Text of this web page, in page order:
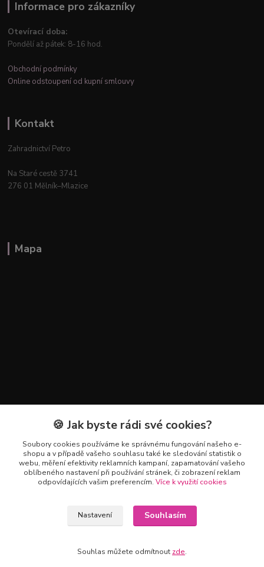
Informace pro zákazníky
Otevírací doba:
Pondělí až pátek: 8-16 hod.
Obchodní podmínky
Online odstoupení od kupní smlouvy
Kontakt
Zahradnictví Petro
Na Staré cestě 3741
276 01 Mělník–Mlazice
Mapa
Kontakty
+420 602 223 614
info@zahradnictvipetro.cz
🍪 Jak byste rádi své cookies?
Soubory cookies používáme ke správnému fungování našeho e-
shopu a v případě vašeho souhlasu také ke sledování statistik o
webu, měření efektivity reklamních kampaní, zapamatování vašeho
oblíbeného nastavení při používání stránek, či zobrazení reklam
odpovídajících vašim preferencím. Více k využití cookies
Nastavení Souhlasím
Souhlas můžete odmítnout zde.